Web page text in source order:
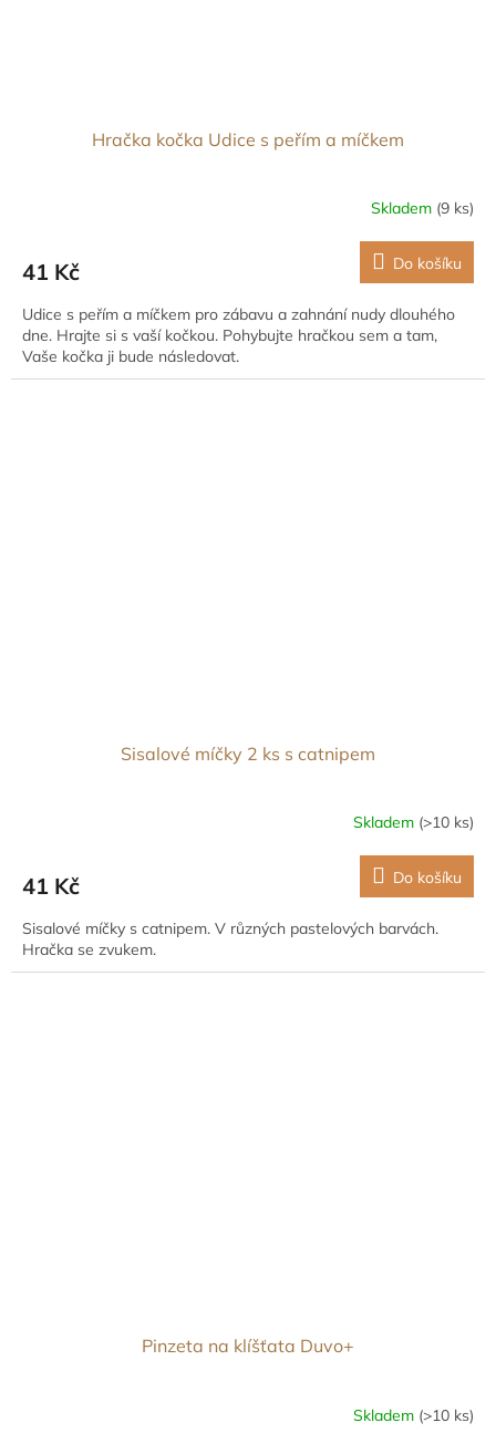
Hračka kočka Udice s peřím a míčkem
Skladem (9 ks)
41 Kč Do košíku
Udice s peřím a míčkem pro zábavu a zahnání nudy dlouhého
dne. Hrajte si s vaší kočkou. Pohybujte hračkou sem a tam,
Vaše kočka ji bude následovat.
Sisalové míčky 2 ks s catnipem
Skladem (>10 ks)
41 Kč Do košíku
Sisalové míčky s catnipem. V různých pastelových barvách.
Hračka se zvukem.
Pinzeta na klíšťata Duvo+
Skladem (>10 ks)